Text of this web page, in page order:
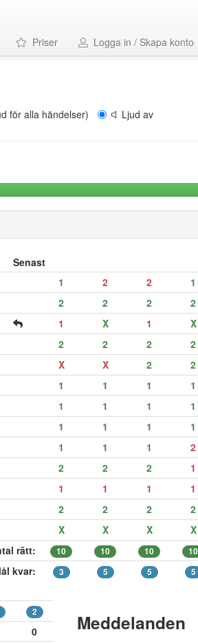
Priser Logga in / Skapa konto
för alla händelser) Ljud av
Senast
1 2 2 1
2 2 2 2
1 X 1 X
2 2 2 2
X X 2 2
1 1 1 1
1 1 1 1
1 1 1 1
1 1 1 2
2 2 2 1
1 1 1 1
2 2 2 2
X X X X
rätt:
10 10 10 10
kvar: 3 5 5 5
2
0
Meddelanden